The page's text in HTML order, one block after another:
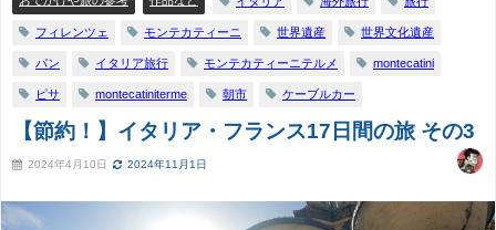
フィレンツェ モンテカティーニ 世界遺産 世界文化遺産
パン イタリア旅行 モンテカティーニテルメ montecatini
ピサ montecatiniterme 朝市 ケーブルカー
【節約！】イタリア・フランス17日間の旅 その3
2024年4月10日 2024年11月1日